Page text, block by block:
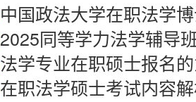
中国政法大学在职法学
2025同等学力法学辅导
法学专业在职硕士报名
在职法学硕士考试内容